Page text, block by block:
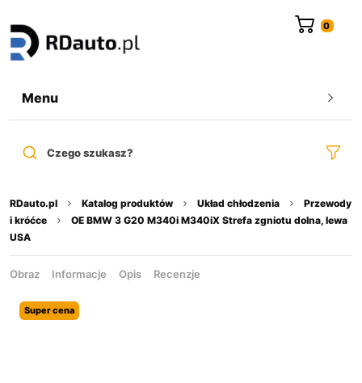
Menu
Czego szukasz?
RDauto.pl Katalog produktów Układ chłodzenia
Przewody
i króćce
OE BMW 3 G20 M340i M340iX Strefa zgniotu dolna, lewa
USA
Obraz Informacje Opis Recenzje
Super cena